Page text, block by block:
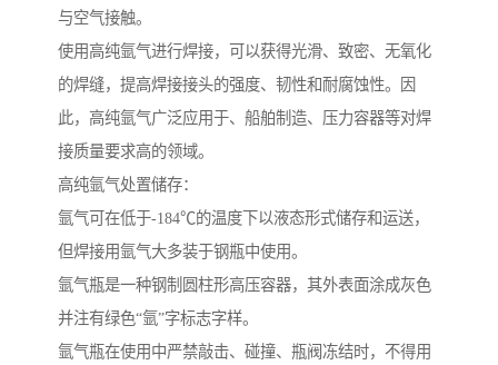
与空气接触。
使用高纯氩气进行焊接，可以获得光滑、致密、无氧化
的焊缝，提高焊接接头的强度、韧性和耐腐蚀性。因
此，高纯氩气广泛应用于、船舶制造、压力容器等对焊
接质量要求高的领域。
高纯氩气处置储存：
氩气可在低于-184℃的温度下以液态形式储存和运送，
但焊接用氩气大多装于钢瓶中使用。
氩气瓶是一种钢制圆柱形高压容器，其外表面涂成灰色
并注有绿色“氩”字标志字样。
氩气瓶在使用中严禁敲击、碰撞、瓶阀冻结时，不得用